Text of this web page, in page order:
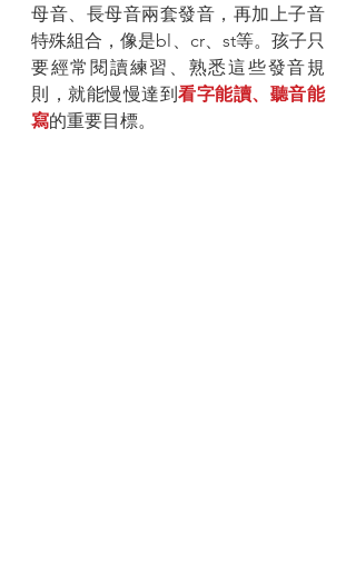
母音、長母音兩套發音，再加上子音
特殊組合，像是bl、cr、st等。孩子只
要經常閱讀練習、熟悉這些發音規
則，就能慢慢達到看字能讀、聽音能
寫的重要目標。